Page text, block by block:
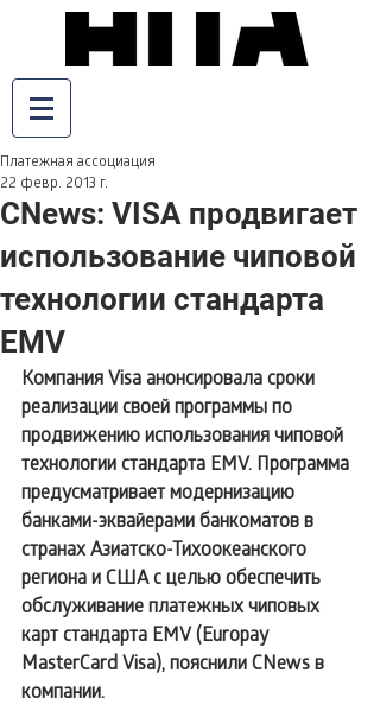
CNews: VISA продвигает
использование чиповой
технологии стандарта
EMV
Платежная ассоциация
22 февр. 2013 г.
Компания Visa анонсировала сроки
реализации своей программы по
продвижению использования чиповой
технологии стандарта EMV. Программа
предусматривает модернизацию
банками-эквайерами банкоматов в
странах Азиатско-Тихоокеанского
региона и США с целью обеспечить
обслуживание платежных чиповых
карт стандарта EMV (Europay
MasterCard Visa), пояснили CNews в
компании.